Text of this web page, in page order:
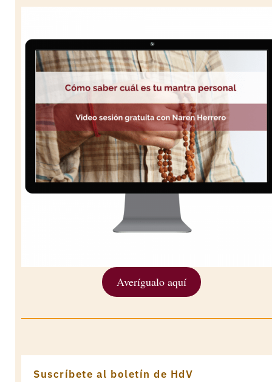
Averígualo aquí
Suscríbete al boletín de HdV